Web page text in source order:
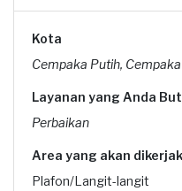
Kota
Cempaka Putih,
Layanan yang Anda
Perbaikan
Area yang akan
Plafon/Langit-langit